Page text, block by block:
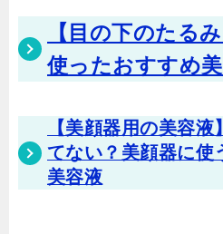
【目の下のたる
使ったおすすめ
【美顔器用の美容
てない？美顔器に使
美容液